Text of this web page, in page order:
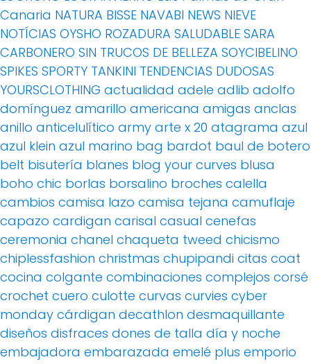
Canaria NATURA BISSE NAVABI NEWS NIEVE
NOTÍCIAS OYSHO ROZADURA SALUDABLE SARA
CARBONERO SIN TRUCOS DE BELLEZA SOYCIBELINO
SPIKES SPORTY TANKINI TENDENCIAS DUDOSAS
YOURSCLOTHING actualidad adele adlib adolfo
domínguez amarillo americana amigas anclas
anillo anticelulítico army arte x 20 atagrama azul
azul klein azul marino bag bardot baul de botero
belt bisutería blanes blog your curves blusa
boho chic borlas borsalino broches calella
cambios camisa lazo camisa tejana camuflaje
capazo cardigan carisal casual cenefas
ceremonia chanel chaqueta tweed chicismo
chiplessfashion christmas chupipandi citas coat
cocina colgante combinaciones complejos corsé
crochet cuero culotte curvas curvies cyber
monday cárdigan decathlon desmaquillante
diseños disfraces dones de talla día y noche
embajadora embarazada emelé plus emporio